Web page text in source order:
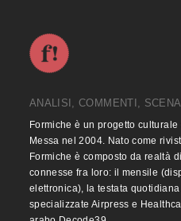
ANALISI, COMMENTI,
Formiche è un progetto
Messa nel 2004. Nato come
Formiche è composto da realtà
connesse fra loro: il mensile
elettronica), la testata
specializzate Airpress e